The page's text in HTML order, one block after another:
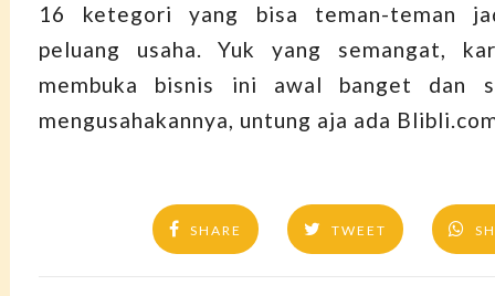
16 ketegori yang bisa teman-teman
peluang usaha. Yuk yang semangat,
membuka bisnis ini awal banget dan
mengusahakannya, untung aja ada
SHARE TWEET